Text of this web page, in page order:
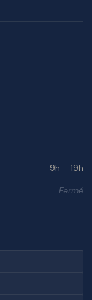
9h – 19h
Fermé